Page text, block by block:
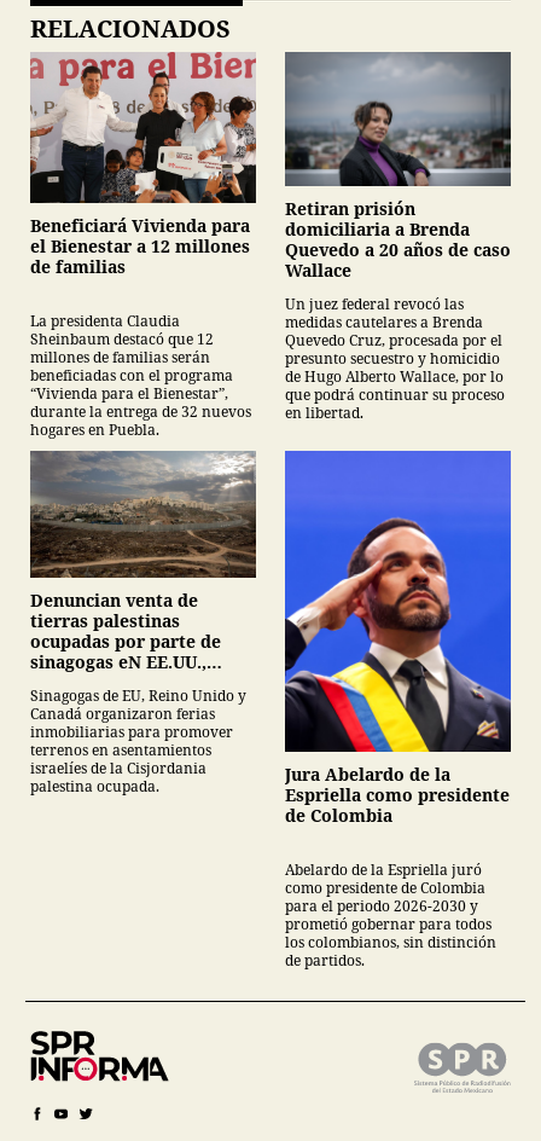
RELACIONADOS
Beneficiará Vivienda para
el Bienestar a 12 millones
de familias
La presidenta Claudia
Sheinbaum destacó que 12
millones de familias serán
beneficiadas con el programa
“Vivienda para el Bienestar”,
durante la entrega de 32 nuevos
hogares en Puebla.
Retiran prisión
domiciliaria a Brenda
Quevedo a 20 años de caso
Wallace
Un juez federal revocó las
medidas cautelares a Brenda
Quevedo Cruz, procesada por el
presunto secuestro y homicidio
de Hugo Alberto Wallace, por lo
que podrá continuar su proceso
en libertad.
Denuncian venta de
tierras palestinas
ocupadas por parte de
sinagogas eN EE.UU.,
Sinagogas de EU, Reino Unido y
Canadá organizaron ferias
inmobiliarias para promover
terrenos en asentamientos
israelíes de la Cisjordania
palestina ocupada.
Jura Abelardo de la
Espriella como presidente
de Colombia
Abelardo de la Espriella juró
como presidente de Colombia
para el periodo 2026-2030 y
prometió gobernar para todos
los colombianos, sin distinción
de partidos.